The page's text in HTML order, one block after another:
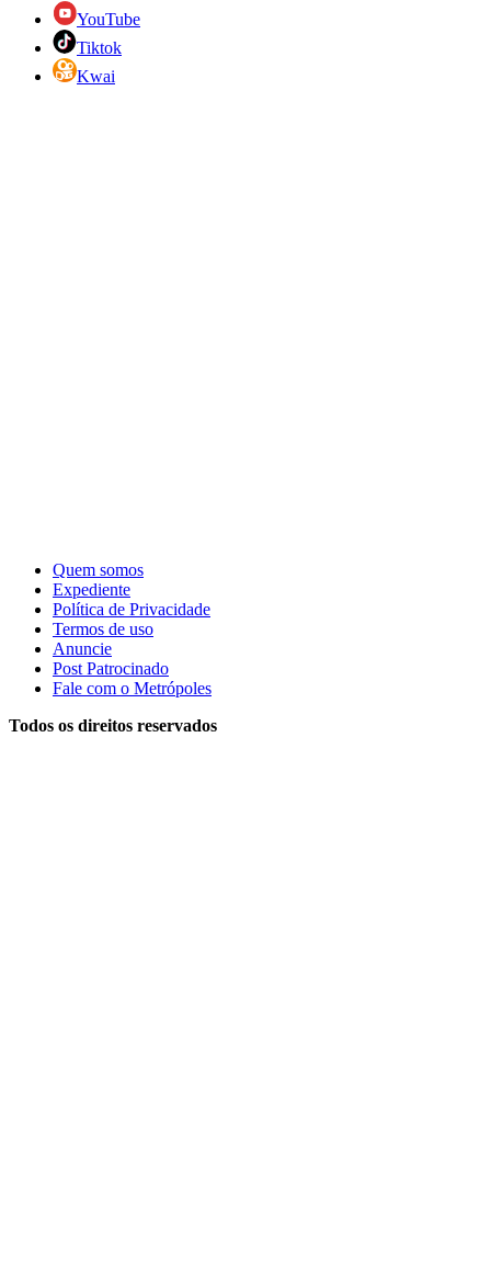
YouTube
Tiktok
Kwai
Quem somos
Expediente
Política de Privacidade
Termos de uso
Anuncie
Post Patrocinado
Fale com o Metrópoles
Todos os direitos reservados